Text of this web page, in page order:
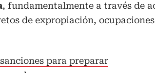
, fundamentalmente a través de
de expropiación, ocupaciones
para preparar